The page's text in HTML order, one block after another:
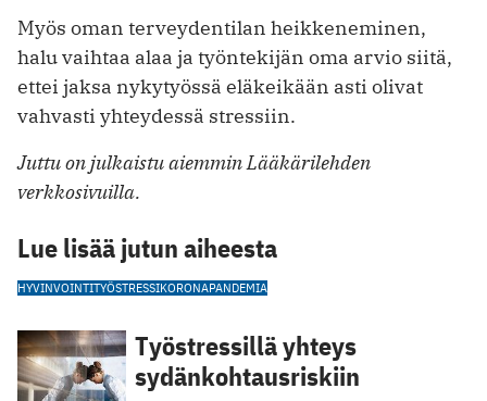
Myös oman terveydentilan heikkeneminen,
halu vaihtaa alaa ja työntekijän oma arvio siitä,
ettei jaksa nykytyössä eläkeikään asti olivat
vahvasti yhteydessä stressiin.
Juttu on julkaistu aiemmin Lääkärilehden
verkkosivuilla.
Lue lisää jutun aiheesta
HYVINVOINTITYÖSTRESSIKORONAPANDEMIA
Työstressillä yhteys
sydänkohtausriskiin